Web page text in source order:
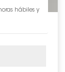
hábiles y